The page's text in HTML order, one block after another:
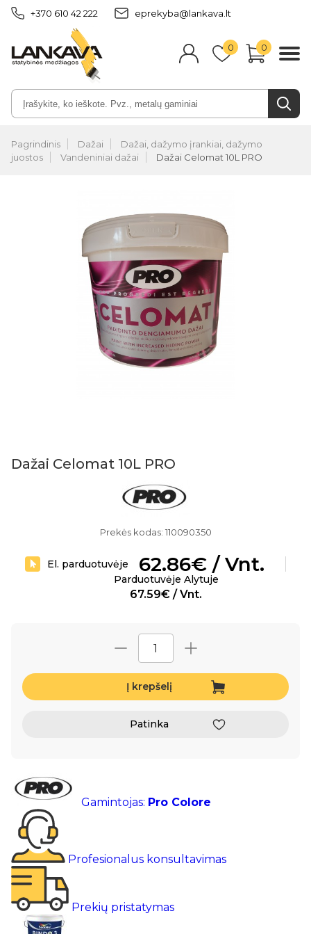
+370 610 42 222 eprekyba@lankava.lt
0 0
Pagrindinis Dažai
Dažai, dažymo įrankiai, dažymo
juostos
Vandeniniai dažai Dažai Celomat 10L PRO
Dažai Celomat 10L PRO
Prekės kodas: 110090350
El. parduotuvėje 62.86€ / Vnt.
Parduotuvėje Alytuje
67.59€ / Vnt.
Į krepšelį
Patinka
Gamintojas: Pro Colore
Profesionalus konsultavimas
Prekių pristatymas